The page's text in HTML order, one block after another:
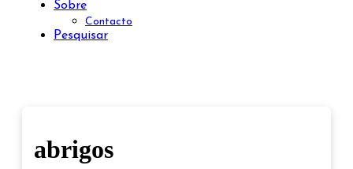
Sobre
Contacto
Pesquisar
abrigos